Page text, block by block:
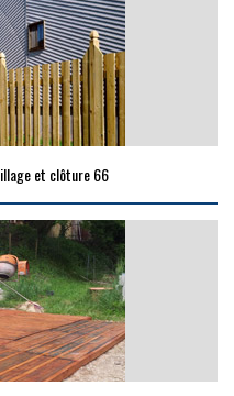
et clôture 66